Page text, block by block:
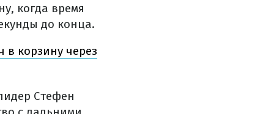
когда время
до конца.
в корзину через
Стефен